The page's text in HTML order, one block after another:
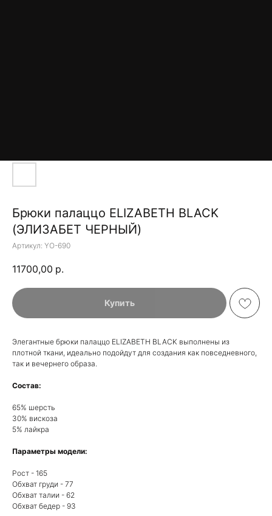
Брюки палаццо ELIZABETH BLACK
(ЭЛИЗАБЕТ ЧЕРНЫЙ)
Артикул: YO-690
11700,00 р.
Купить
Элегантные брюки палаццо ELIZABETH BLACK выполнены из
плотной ткани, идеально подойдут для создания как повседневного,
так и вечернего образа.
Состав:
65% шерсть
30% вискоза
5% лайкра
Параметры модели:
Рост - 165
Обхват груди - 77
Обхват талии - 62
Обхват бедер - 93